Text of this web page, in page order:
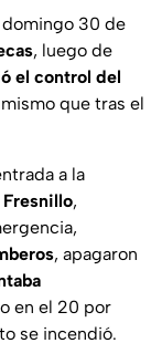
domingo 30 de
, luego de
el control del
que tras el
a la
Fresnillo,
, apagaron
en el 20 por
se incendió.